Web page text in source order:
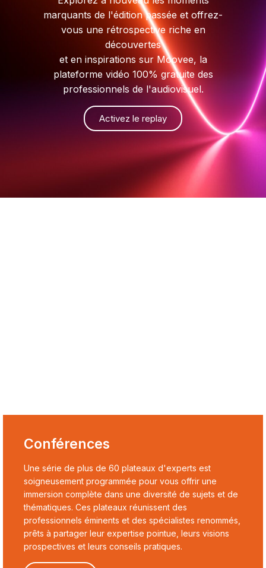
marquants de l'édition passée et offrez-
vous une rétrospective riche en
découvertes
et en inspirations sur Moovee, la
plateforme vidéo 100% gratuite des
professionnels de l'audiovisuel.
Activez le replay
Conférences
Une série de plus de 60 plateaux d'experts est
soigneusement programmée pour vous offrir une
immersion complète dans une diversité de sujets et de
thématiques. Ces plateaux réunissent des
professionnels éminents et des spécialistes renommés,
prêts à partager leur expertise pointue, leurs visions
prospectives et leurs conseils pratiques.